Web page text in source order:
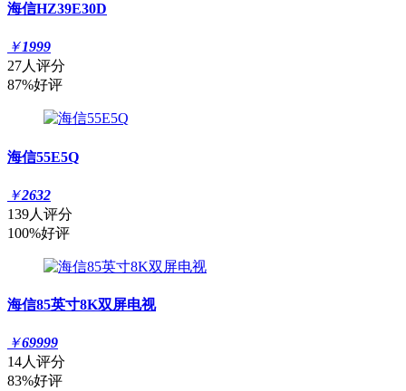
海信HZ39E30D
￥1999
27人评分
87%好评
海信55E5Q
￥2632
139人评分
100%好评
海信85英寸8K双屏电视
￥69999
14人评分
83%好评